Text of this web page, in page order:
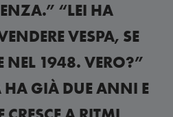
“LEI HA
VESPA, SE
NEL 1948. VERO?”
HA GIÀ DUE ANNI E